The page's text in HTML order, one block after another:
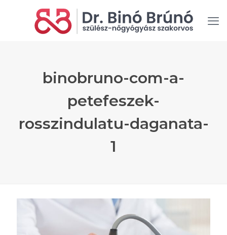
binobruno-com-a-
petefeszek-
rosszindulatu-daganata-
1